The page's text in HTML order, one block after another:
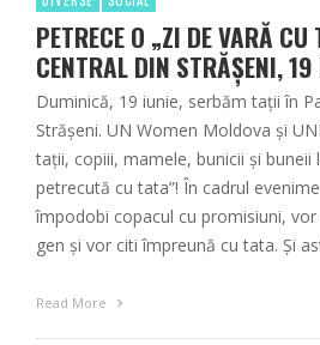
PETRECE O „ZI DE VARĂ
CENTRAL DIN STRĂȘENI,
Duminică, 19 iunie, serbăm tații în
Strășeni. UN Women Moldova şi
tații, copiii, mamele, bunicii și buneii
petrecută cu tata”! În cadrul
împodobi copacul cu promisiuni,
gen și vor citi împreună cu tata. Și
Read More